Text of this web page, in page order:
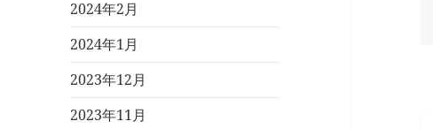
2024年2月
2024年1月
2023年12月
2023年11月